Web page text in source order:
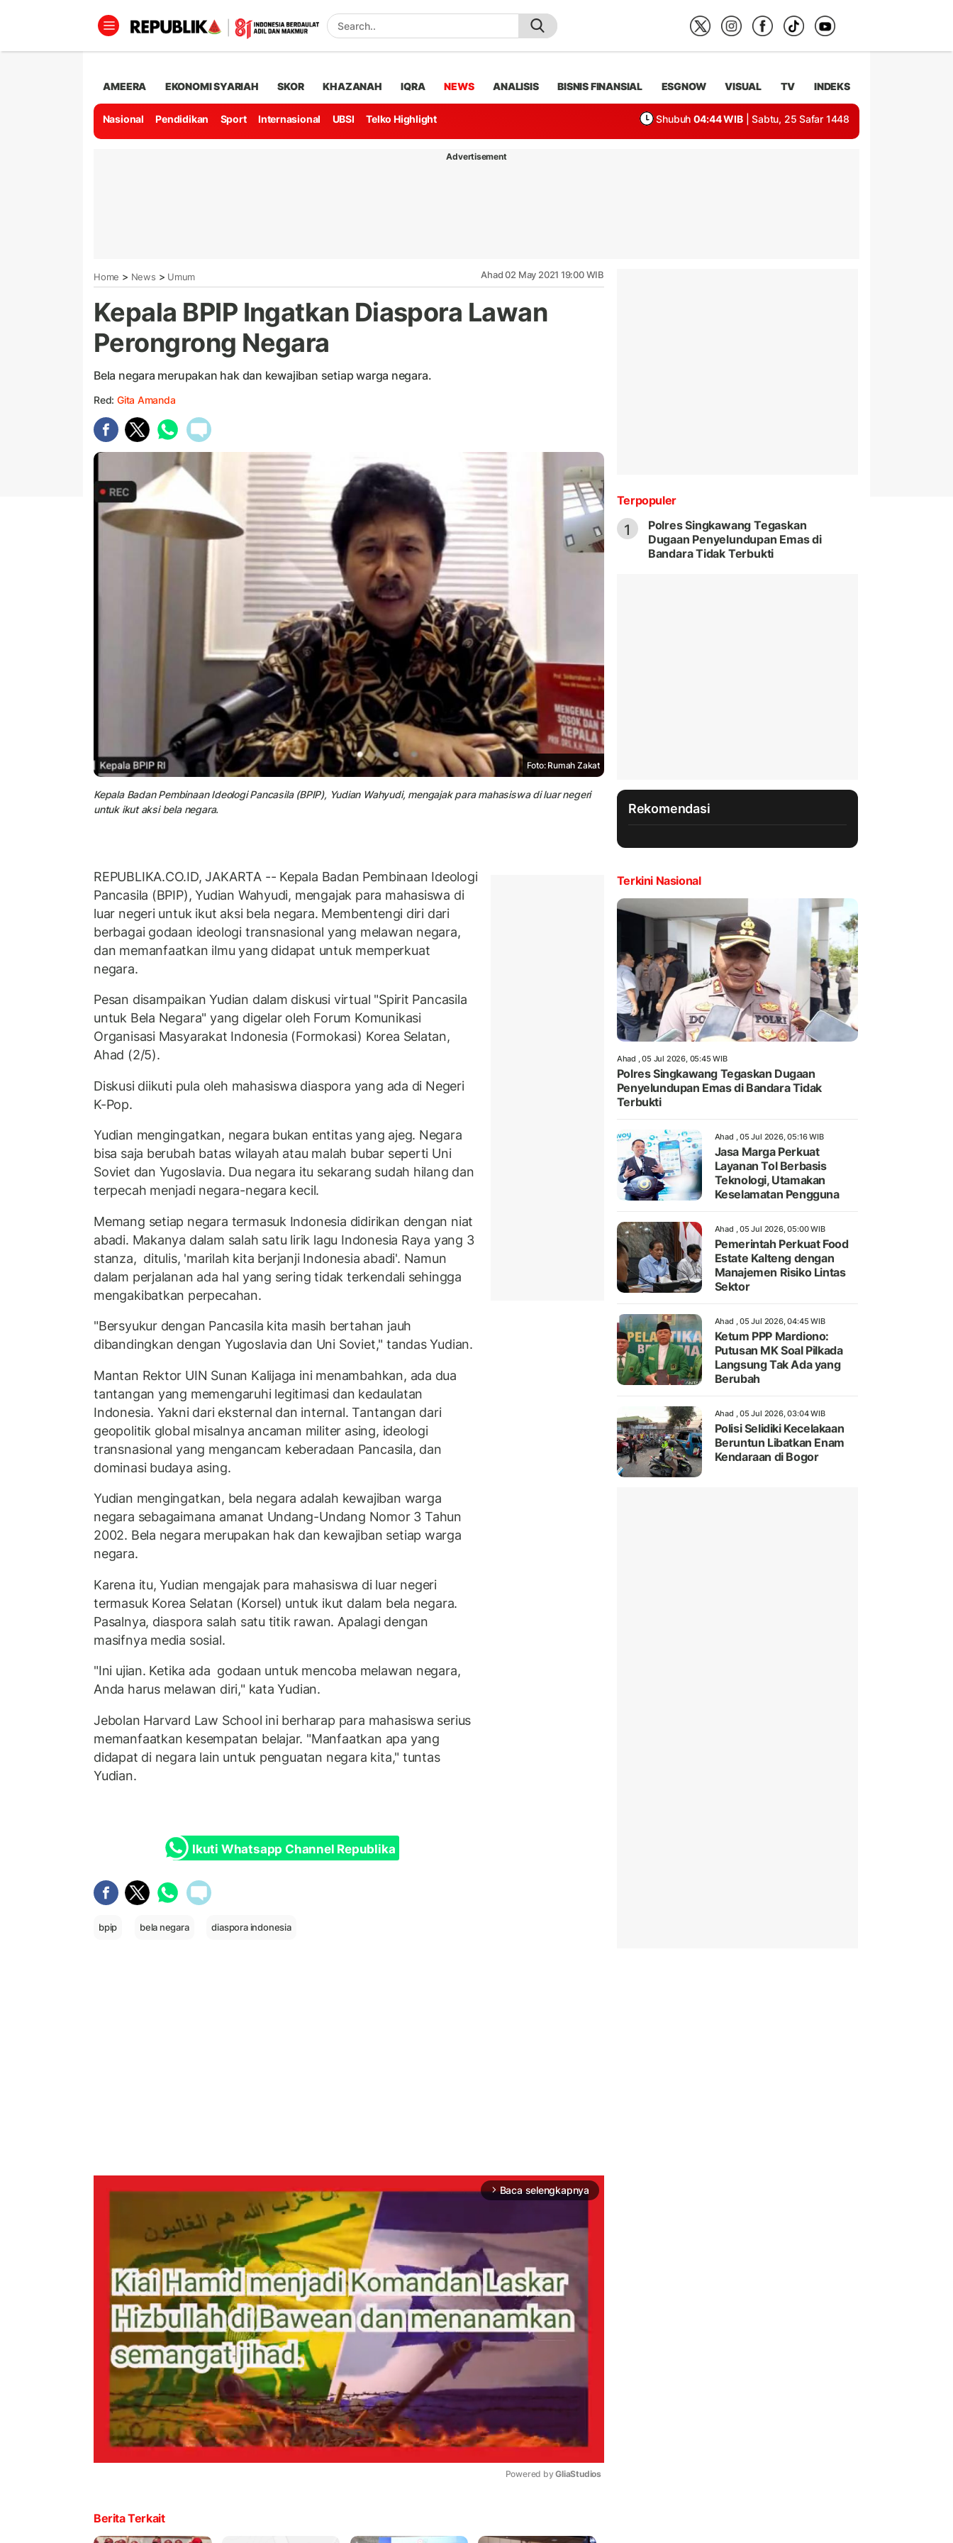
AMEERA EKONOMI SYARIAH SKOR KHAZANAH IQRA NEWS ANALISIS BISNIS FINANSIAL ESGNOW VISUAL TV INDEKS
Nasional Pendidikan Sport Internasional UBSI Telko Highlight Shubuh 04:44 WIB | Sabtu, 25 Safar 1448
Advertisement
Home > News > Umum Ahad 02 May 2021 19:00 WIB
Kepala BPIP Ingatkan Diaspora Lawan
Perongrong Negara
Bela negara merupakan hak dan kewajiban setiap warga negara.
Red: Gita Amanda
Foto: Rumah Zakat
Kepala Badan Pembinaan Ideologi Pancasila (BPIP), Yudian Wahyudi, mengajak para mahasiswa di luar negeri
untuk ikut aksi bela negara.
REPUBLIKA.CO.ID, JAKARTA -- Kepala Badan Pembinaan Ideologi
Pancasila (BPIP), Yudian Wahyudi, mengajak para mahasiswa di
luar negeri untuk ikut aksi bela negara. Membentengi diri dari
berbagai godaan ideologi transnasional yang melawan negara,
dan memanfaatkan ilmu yang didapat untuk memperkuat
negara.
Pesan disampaikan Yudian dalam diskusi virtual "Spirit Pancasila
untuk Bela Negara" yang digelar oleh Forum Komunikasi
Organisasi Masyarakat Indonesia (Formokasi) Korea Selatan,
Ahad (2/5).
Diskusi diikuti pula oleh mahasiswa diaspora yang ada di Negeri
K-Pop.
Yudian mengingatkan, negara bukan entitas yang ajeg. Negara
bisa saja berubah batas wilayah atau malah bubar seperti Uni
Soviet dan Yugoslavia. Dua negara itu sekarang sudah hilang dan
terpecah menjadi negara-negara kecil.
Memang setiap negara termasuk Indonesia didirikan dengan niat
abadi. Makanya dalam salah satu lirik lagu Indonesia Raya yang 3
stanza, ditulis, 'marilah kita berjanji Indonesia abadi'. Namun
dalam perjalanan ada hal yang sering tidak terkendali sehingga
mengakibatkan perpecahan.
"Bersyukur dengan Pancasila kita masih bertahan jauh
dibandingkan dengan Yugoslavia dan Uni Soviet," tandas Yudian.
Mantan Rektor UIN Sunan Kalijaga ini menambahkan, ada dua
tantangan yang memengaruhi legitimasi dan kedaulatan
Indonesia. Yakni dari eksternal dan internal. Tantangan dari
geopolitik global misalnya ancaman militer asing, ideologi
transnasional yang mengancam keberadaan Pancasila, dan
dominasi budaya asing.
Yudian mengingatkan, bela negara adalah kewajiban warga
negara sebagaimana amanat Undang-Undang Nomor 3 Tahun
2002. Bela negara merupakan hak dan kewajiban setiap warga
negara.
Karena itu, Yudian mengajak para mahasiswa di luar negeri
termasuk Korea Selatan (Korsel) untuk ikut dalam bela negara.
Pasalnya, diaspora salah satu titik rawan. Apalagi dengan
masifnya media sosial.
"Ini ujian. Ketika ada godaan untuk mencoba melawan negara,
Anda harus melawan diri," kata Yudian.
Jebolan Harvard Law School ini berharap para mahasiswa serius
memanfaatkan kesempatan belajar. "Manfaatkan apa yang
didapat di negara lain untuk penguatan negara kita," tuntas
Yudian.
Ikuti Whatsapp Channel Republika
bpip bela negara diaspora indonesia
arrow_forward_ios Baca selengkapnya
Powered by GliaStudios
Berita Terkait
Terpopuler
1
Polres Singkawang Tegaskan
Dugaan Penyelundupan Emas di
Bandara Tidak Terbukti
Rekomendasi
Terkini Nasional
Ahad , 05 Jul 2026, 05:45 WIB
Polres Singkawang Tegaskan Dugaan
Penyelundupan Emas di Bandara Tidak
Terbukti
Ahad , 05 Jul 2026, 05:16 WIB
Jasa Marga Perkuat
Layanan Tol Berbasis
Teknologi, Utamakan
Keselamatan Pengguna
Ahad , 05 Jul 2026, 05:00 WIB
Pemerintah Perkuat Food
Estate Kalteng dengan
Manajemen Risiko Lintas
Sektor
Ahad , 05 Jul 2026, 04:45 WIB
Ketum PPP Mardiono:
Putusan MK Soal Pilkada
Langsung Tak Ada yang
Berubah
Ahad , 05 Jul 2026, 03:04 WIB
Polisi Selidiki Kecelakaan
Beruntun Libatkan Enam
Kendaraan di Bogor